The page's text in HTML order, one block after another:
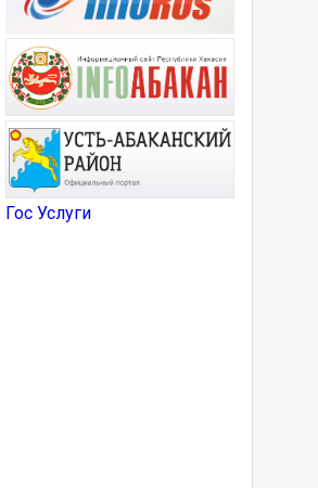
Гос Услуги